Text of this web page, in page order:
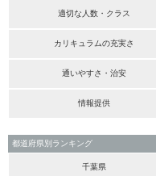
適切な人数・クラス
カリキュラムの充実さ
通いやすさ・治安
情報提供
都道府県別ランキング
千葉県